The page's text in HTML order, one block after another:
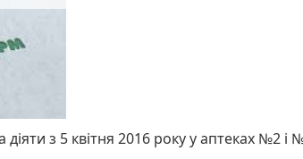
з 5 квітня 2016 року у аптеках №2 і